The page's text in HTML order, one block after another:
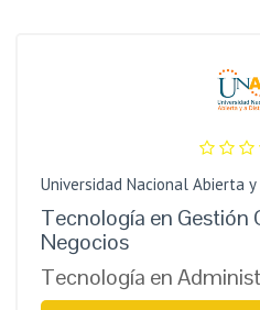
Universidad Nacional Abierta
Tecnología en Gestión
Negocios
Tecnología en